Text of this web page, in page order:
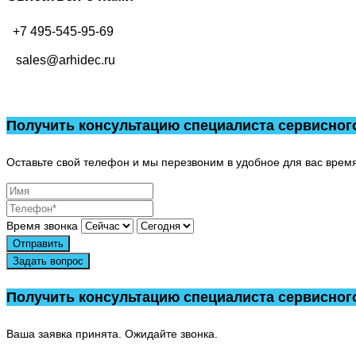
+7 495-545-95-69
sales@arhidec.ru
Получить консультацию специалиста
Оставьте свой телефон и мы перезвоним в удобное для вас
Время звонка
Отправить
Задать вопрос
Получить консультацию специалиста
Ваша заявка принята. Ожидайте звонка.